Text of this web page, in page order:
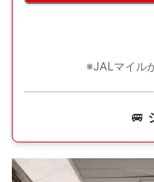
※JALマイル
🚐